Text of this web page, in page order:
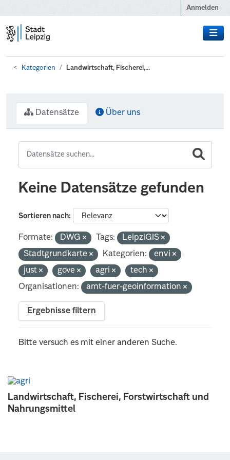
Anmelden
Kategorien Landwirtschaft, Fischerei,...
Landwirtschaft, Fischerei, Forstwirtschaft und
Nahrungsmittel
Datensätze Über uns
Keine Datensätze gefunden
Sortieren nach
Formate: DWG Tags:
LeipziGIS
Stadtgrundkarte
Kategorien:
envi
just
gove agri
tech
Organisationen:
amt-fuer-geoinformation
Ergebnisse filtern
Bitte versuch es mit einer anderen Suche.